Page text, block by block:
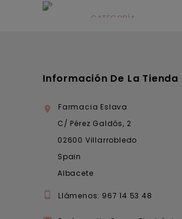
CATEGORÍA
Información De La Tienda

Farmacia Eslava
C/ Pérez Galdós, 2
02600 Villarrobledo
Spain
Albacete
 Llámenos: 967 14 53 48